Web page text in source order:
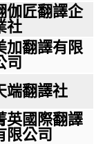
伽匠翻譯企
社
加翻譯有限
司
端翻譯社
英國際翻譯
限公司